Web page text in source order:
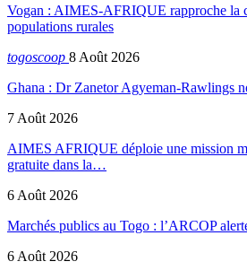
Vogan : AIMES-AFRIQUE rapproche la
populations rurales
togoscoop 8 Août 2026
Ghana : Dr Zanetor Agyeman-Rawlings
7 Août 2026
AIMES AFRIQUE déploie une mission
gratuite dans la…
6 Août 2026
Marchés publics au Togo : l’ARCOP
6 Août 2026